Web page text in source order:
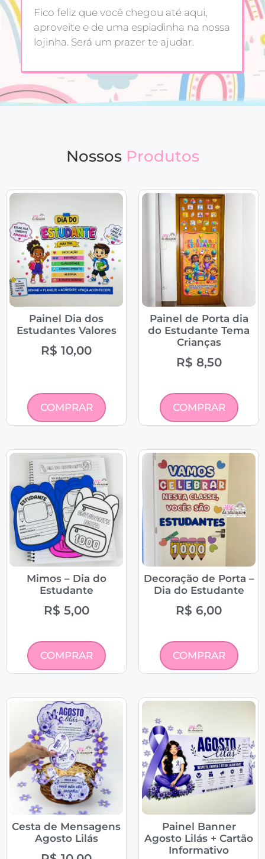
Fico feliz que você chegou até aqui,
aproveite e de uma espiadinha na nossa
lojinha. Será um prazer te ajudar.
Nossos Produtos
Painel Dia dos
Estudantes Valores
R$ 10,00
COMPRAR
Painel de Porta dia
do Estudante Tema
Crianças
R$ 8,50
COMPRAR
Mimos – Dia do
Estudante
R$ 5,00
COMPRAR
Decoração de Porta –
Dia do Estudante
R$ 6,00
COMPRAR
Cesta de Mensagens
Agosto Lilás
Painel Banner
Agosto Lilás + Cartão
Informativo